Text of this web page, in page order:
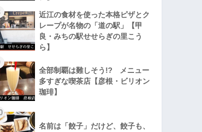
近江の食材を使った本格ピザとク
レープが名物の「道の駅」【甲
良・みちの駅せせらぎの里こう
ら】
全部制覇は難しそう!? メニュー
多すぎな喫茶店【彦根・ビリオン
珈琲】
名前は「餃子」だけど、餃子も、